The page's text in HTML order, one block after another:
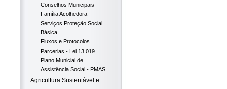
Conselhos Municipais
Família Acolhedora
Serviços Proteção Social
Básica
Fluxos e Protocolos
Parcerias - Lei 13.019
Plano Municial de
Assistência Social - PMAS
Agricultura Sustentável e